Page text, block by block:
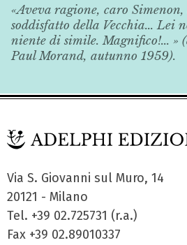
«Aveva ragione, caro
soddisfatto della Vecchia... Lei
niente di simile. Magnifico!... »
Paul Morand, autunno 1959).
Via S. Giovanni sul Muro, 14
20121 - Milano
Tel. +39 02.725731 (r.a.)
Fax +39 02.89010337